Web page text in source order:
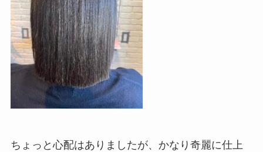
ちょっと心配はありましたが、かなり奇麗に仕上